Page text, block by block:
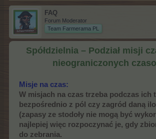
FAQ
Forum Moderator
Team Farmerama PL
Spółdzielnia – Podział misji
nieograniczonych
Misje na czas:
W misjach na czas trzeba podczas ich
bezpośrednio z pól czy zagród daną
(zapasy ze stodoły nie mogą być
najlepiej więc rozpoczynać je, gdy
do zebrania.